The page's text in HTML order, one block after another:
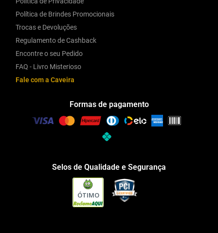
Política de Brindes Promocionais
Trocas e Devoluções
Regulamento de Cashback
Encontre o seu Pedido
FAQ - Livro Misterioso
Fale com a Caveira
Formas de pagamento
Selos de Qualidade e Segurança
ÓTIMO